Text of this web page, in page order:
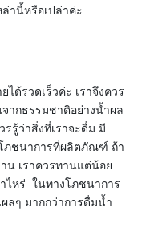
านี้หรือเปล่าค่ะ
รวดเร็วค่ะ เราจึงควร
ากธรรมชาติอย่างน้ำผล
รู้ว่าสิ่งที่เราจะดื่ม มี
ภชนาการที่ผลิตภัณฑ์ ถ้า
น เราควรทานแต่น้อย
าไหร่ ในทางโภชนาการ
ลๆ มากกว่าการดื่มน้ำ